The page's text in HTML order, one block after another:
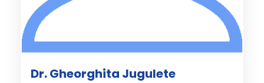
Dr. Gheorghita Jugulete